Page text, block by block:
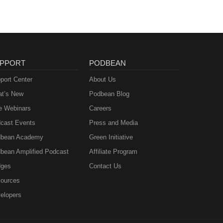
Center
New
Webinars
Events
Academy
Amplified Podcast
PODBEAN
About Us
Podbean Blog
Careers
Press and Media
Green Initiative
Affiliate Program
Contact Us